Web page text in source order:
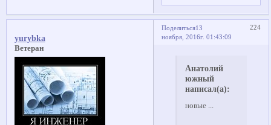
Поделиться 224
13
ноября, 2016г. 01:43:09
yurybka
Ветеран
Анатолий
южный
написал(а):
новые ...